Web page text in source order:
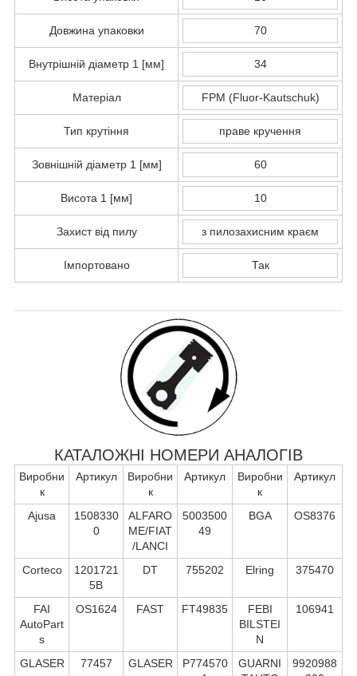
Довжина упаковки 70
Внутрішній діаметр 1 [мм] 34
Матеріал FPM (Fluor-Kautschuk)
Тип крутіння праве кручення
Зовнішній діаметр 1 [мм] 60
Висота 1 [мм] 10
Захист від пилу з пилозахисним краєм
Імпортовано Так
КАТАЛОЖНІ НОМЕРИ АНАЛОГІВ
Виробни
к
Артикул
Виробни
к
Артикул
Виробни
к
Артикул
Ajusa
1508330
0
ALFARO
ME/FIAT
/LANCI
5003500
49
BGA OS8376
Corteco
1201721
5B
DT 755202 Elring 375470
FAI
AutoPart
s
OS1624 FAST FT49835
FEBI
BILSTEI
N
106941
GLASER 77457 GLASER
P774570
GUARNI
9920988